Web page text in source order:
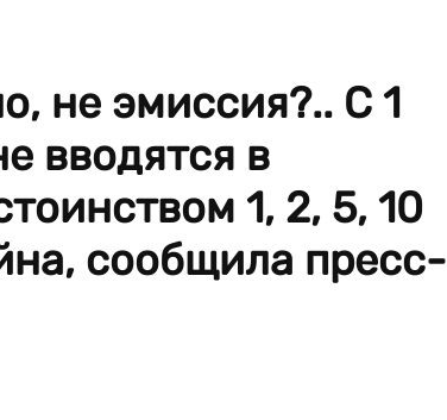
не эмиссия?.. С 1
вводятся в
1, 2, 5, 10
сообщила пресс-